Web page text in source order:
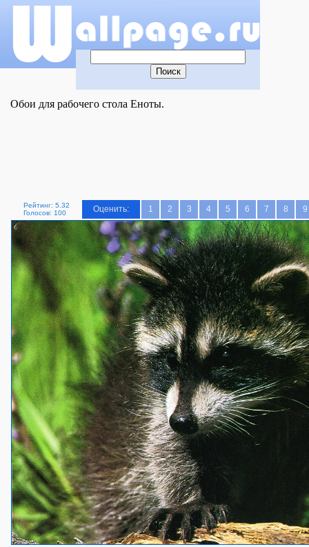
Обои для рабочего стола Еноты.
Рейтинг: 5.32
Голосов: 100
Оценить: 1 2 3 4 5 6 7 8 9